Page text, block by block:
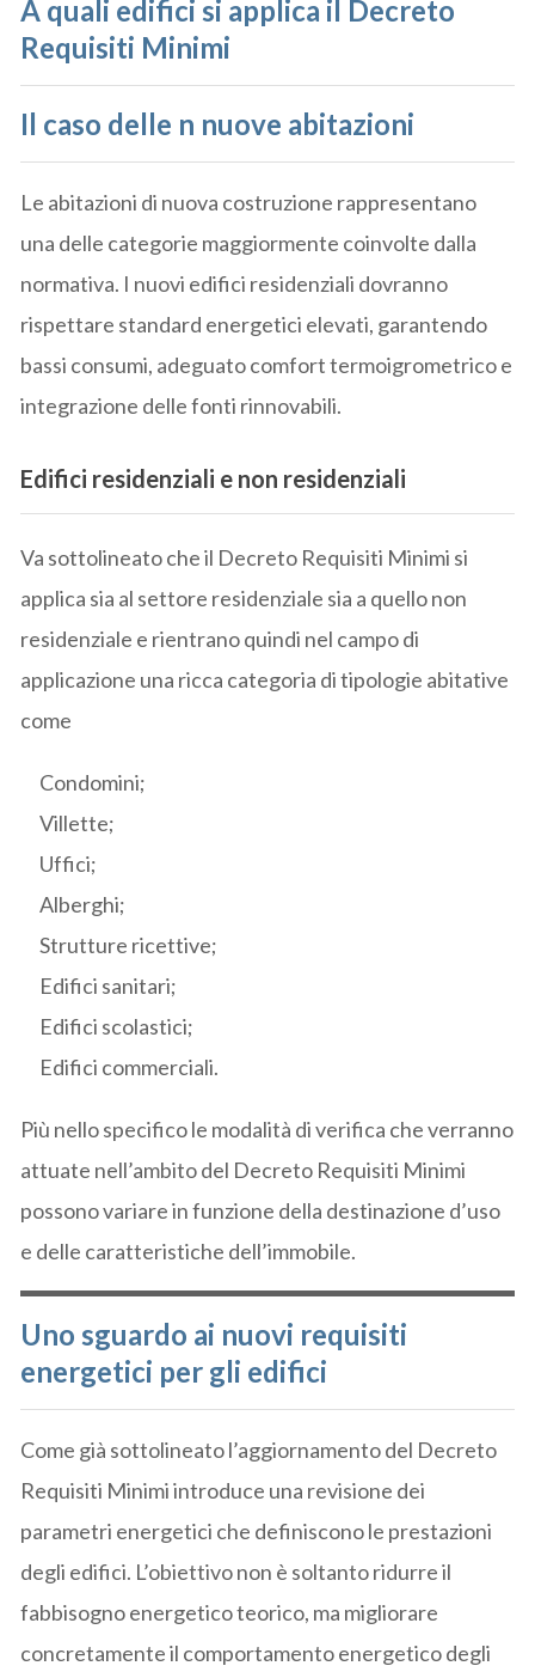
A quali edifici si applica il Decreto
Requisiti Minimi
Il caso delle n nuove abitazioni
Le abitazioni di nuova costruzione rappresentano
una delle categorie maggiormente coinvolte dalla
normativa. I nuovi edifici residenziali dovranno
rispettare standard energetici elevati, garantendo
bassi consumi, adeguato comfort termoigrometrico e
integrazione delle fonti rinnovabili.
Edifici residenziali e non residenziali
Va sottolineato che il Decreto Requisiti Minimi si
applica sia al settore residenziale sia a quello non
residenziale e rientrano quindi nel campo di
applicazione una ricca categoria di tipologie abitative
come
Condomini;
Villette;
Uffici;
Alberghi;
Strutture ricettive;
Edifici sanitari;
Edifici scolastici;
Edifici commerciali.
Più nello specifico le modalità di verifica che verranno
attuate nell’ambito del Decreto Requisiti Minimi
possono variare in funzione della destinazione d’uso
e delle caratteristiche dell’immobile.
Uno sguardo ai nuovi requisiti
energetici per gli edifici
Come già sottolineato l’aggiornamento del Decreto
Requisiti Minimi introduce una revisione dei
parametri energetici che definiscono le prestazioni
degli edifici. L’obiettivo non è soltanto ridurre il
fabbisogno energetico teorico, ma migliorare
concretamente il comportamento energetico degli